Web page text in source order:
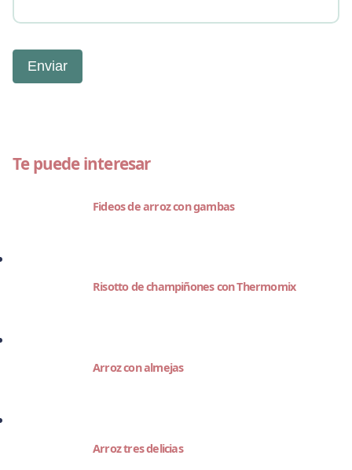
Te puede interesar
Fideos de arroz con gambas
Risotto de champiñones con Thermomix
Arroz con almejas
Arroz tres delicias